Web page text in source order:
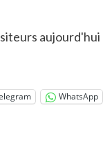
aujourd'hui
WhatsApp